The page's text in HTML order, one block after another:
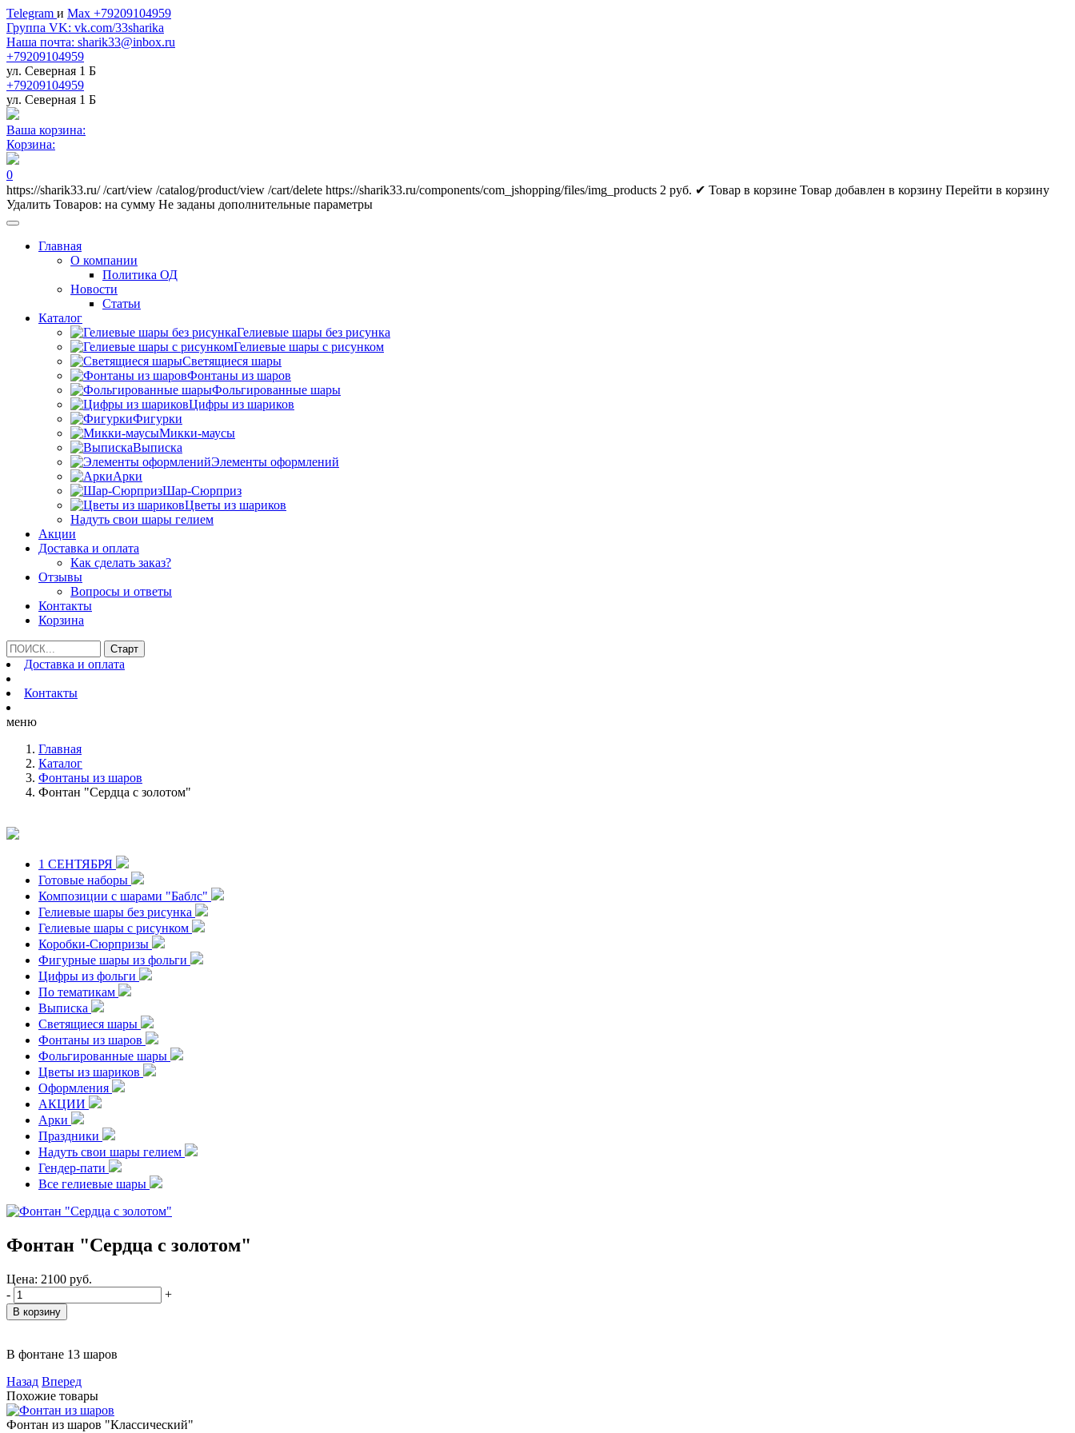
Telegram и Max +79209104959
Группа VK: vk.com/33sharika
Наша почта: sharik33@inbox.ru
+79209104959
ул. Северная 1 Б
+79209104959
ул. Северная 1 Б
Ваша корзина:
Корзина:
0
https://sharik33.ru/ /cart/view /catalog/product/view /cart/delete https://sharik33.ru/components/com_jshopping/files/img_products 2 руб. ✔ Товар в корзине Товар добавлен в корзину Перейти в корзину
Удалить Товаров: на сумму Не заданы дополнительные параметры
Главная
О компании
Политика ОД
Новости
Статьи
Каталог
Гелиевые шары без рисунка
Гелиевые шары с рисунком
Светящиеся шары
Фонтаны из шаров
Фольгированные шары
Цифры из шариков
Фигурки
Микки-маусы
Выписка
Элементы оформлений
Арки
Шар-Сюрприз
Цветы из шариков
Надуть свои шары гелием
Акции
Доставка и оплата
Как сделать заказ?
Отзывы
Вопросы и ответы
Контакты
Корзина
Доставка и оплата
Контакты
меню
Главная
Каталог
Фонтаны из шаров
Фонтан "Сердца с золотом"
1 СЕНТЯБРЯ
Готовые наборы
Композиции с шарами "Баблс"
Гелиевые шары без рисунка
Гелиевые шары с рисунком
Коробки-Сюрпризы
Фигурные шары из фольги
Цифры из фольги
По тематикам
Выписка
Светящиеся шары
Фонтаны из шаров
Фольгированные шары
Цветы из шариков
Оформления
АКЦИИ
Арки
Праздники
Надуть свои шары гелием
Гендер-пати
Все гелиевые шары
Фонтан "Сердца с золотом"
Цена: 2100 руб.
-
+
В фонтане 13 шаров
Назад Вперед
Похожие товары
Фонтан из шаров "Классический"